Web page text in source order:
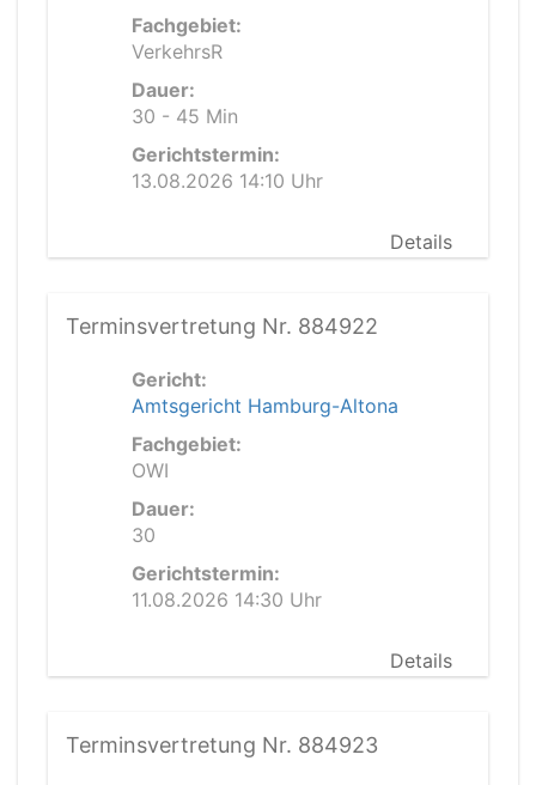
Fachgebiet:
VerkehrsR
Dauer:
30 - 45 Min
Gerichtstermin:
13.08.2026 14:10 Uhr
Details
Terminsvertretung Nr. 884922
Gericht:
Amtsgericht Hamburg-Altona
Fachgebiet:
OWI
Dauer:
30
Gerichtstermin:
11.08.2026 14:30 Uhr
Details
Terminsvertretung Nr. 884923